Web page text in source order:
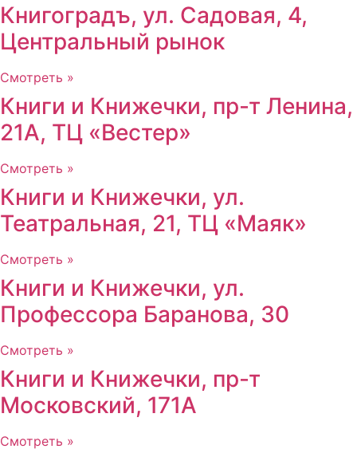
Книгоградъ, ул. Садовая, 4,
Центральный рынок
Смотреть »
Книги и Книжечки, пр-т Ленина,
21А, ТЦ «Вестер»
Смотреть »
Книги и Книжечки, ул.
Театральная, 21, ТЦ «Маяк»
Смотреть »
Книги и Книжечки, ул.
Профессора Баранова, 30
Смотреть »
Книги и Книжечки, пр-т
Московский, 171А
Смотреть »